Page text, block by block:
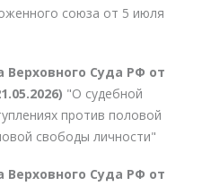
союза от 5 июля
Верховного Суда РФ от
"О судебной
против половой
свободы личности"
Верховного Суда РФ от